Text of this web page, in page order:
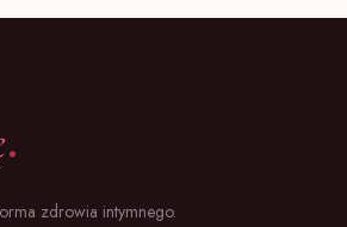
.
zdrowia intymnego.